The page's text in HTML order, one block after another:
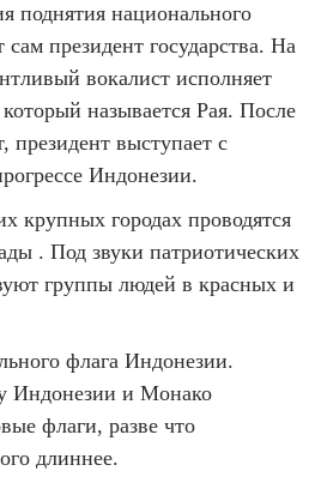
поднятия национального
сам президент государства. На
вокалист исполняет
называется Рая. После
президент выступает с
Индонезии.
крупных городах проводятся
. Под звуки патриотических
группы людей в красных и
флага Индонезии.
Индонезии и Монако
флаги, разве что
длиннее.